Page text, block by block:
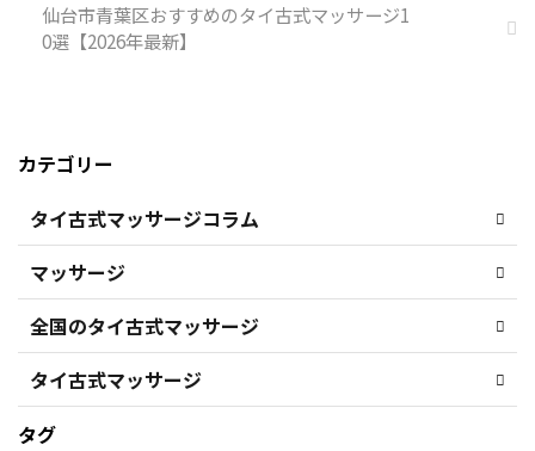
仙台市青葉区おすすめのタイ古式マッサージ1
0選【2026年最新】
カテゴリー
タイ古式マッサージコラム
マッサージ
全国のタイ古式マッサージ
タイ古式マッサージ
タグ